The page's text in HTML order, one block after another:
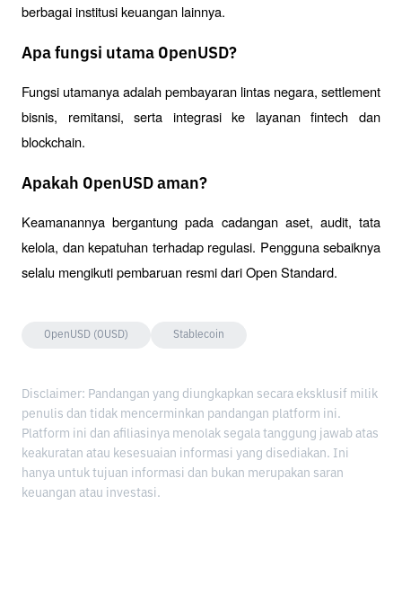
berbagai institusi keuangan lainnya.
Apa fungsi utama OpenUSD?
Fungsi utamanya adalah pembayaran lintas negara, settlement
bisnis, remitansi, serta integrasi ke layanan fintech dan
blockchain.
Apakah OpenUSD aman?
Keamanannya bergantung pada cadangan aset, audit, tata
kelola, dan kepatuhan terhadap regulasi. Pengguna sebaiknya
selalu mengikuti pembaruan resmi dari Open Standard.
OpenUSD (OUSD) Stablecoin
Disclaimer: Pandangan yang diungkapkan secara eksklusif milik
penulis dan tidak mencerminkan pandangan platform ini.
Platform ini dan afiliasinya menolak segala tanggung jawab atas
keakuratan atau kesesuaian informasi yang disediakan. Ini
hanya untuk tujuan informasi dan bukan merupakan saran
keuangan atau investasi.